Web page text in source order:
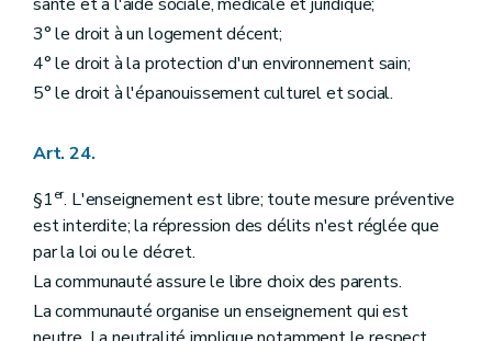
3° le droit à un logement décent;
4° le droit à la protection d'un environnement sain;
5° le droit à l'épanouissement culturel et social.
Art. 24.
§1er. L'enseignement est libre; toute mesure préventive
est interdite; la répression des délits n'est réglée que
par la loi ou le décret.
La communauté assure le libre choix des parents.
La communauté organise un enseignement qui est